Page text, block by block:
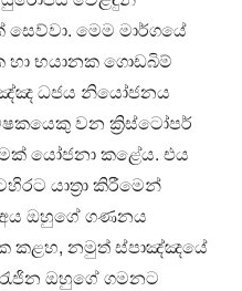
සෙව්වා. මෙම මාර්ගයේ
හා භයානක ගොඩබිම්
ධජය නියෝජනය
වන ක්‍රිස්ටෝපර්
යෝජනා කළේය. එය
යාත්‍රා කිරීමෙන්
ඔහුගේ ගණනය
කළහ, නමුත් ස්පාඤ්ඤයේ
ඔහුගේ ගමනට